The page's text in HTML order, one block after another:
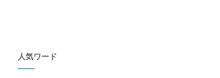
人気ワード